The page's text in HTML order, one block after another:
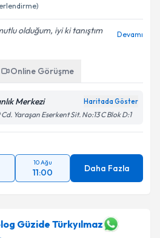
olduğum, iyi ki tanıştım
Devamı
Online Görüşme
Merkezi Haritada Göster
Yaraşan Eserkent Sit. No:13 C Blok D:1
10 Ağu
11:00 Daha Fazla
Güzide Türkyılmaz